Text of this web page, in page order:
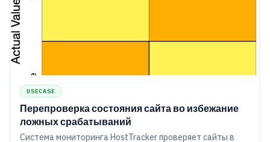
USECASE
Перепроверка состояния сайта во избежание
ложных срабатываний
Система мониторинга HostTracker проверяет сайты в